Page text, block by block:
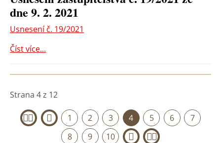
dne 9. 2. 2021
Usnesení č. 19/2021
Číst více...
Strana 4 z 12
« ‹ 1 2 3 4 5 6
7
8
9 10 › »